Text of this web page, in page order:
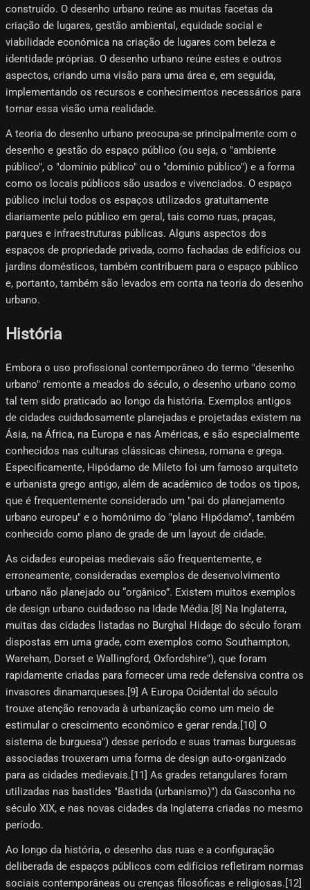
construído. O desenho urbano reúne as muitas facetas da
criação de lugares, gestão ambiental, equidade social e
viabilidade económica na criação de lugares com beleza e
identidade próprias. O desenho urbano reúne estes e outros
aspectos, criando uma visão para uma área e, em seguida,
implementando os recursos e conhecimentos necessários para
tornar essa visão uma realidade.
A teoria do desenho urbano preocupa-se principalmente com o
desenho e gestão do espaço público (ou seja, o "ambiente
público", o "domínio público" ou o "domínio público") e a forma
como os locais públicos são usados ​​​​e vivenciados. O espaço
público inclui todos os espaços utilizados gratuitamente
diariamente pelo público em geral, tais como ruas, praças,
parques e infraestruturas públicas. Alguns aspectos dos
espaços de propriedade privada, como fachadas de edifícios ou
jardins domésticos, também contribuem para o espaço público
e, portanto, também são levados em conta na teoria do desenho
urbano.
História
Embora o uso profissional contemporâneo do termo "desenho
urbano" remonte a meados do século, o desenho urbano como
tal tem sido praticado ao longo da história. Exemplos antigos
de cidades cuidadosamente planejadas e projetadas existem na
Ásia, na África, na Europa e nas Américas, e são especialmente
conhecidos nas culturas clássicas chinesa, romana e grega.
Especificamente, Hipódamo ​​de Mileto foi um famoso arquiteto
e urbanista grego antigo, além de acadêmico de todos os tipos,
que é frequentemente considerado um "pai do planejamento
urbano europeu" e o homônimo do "plano Hipódamo", também
conhecido como plano de grade de um layout de cidade.
As cidades europeias medievais são frequentemente, e
erroneamente, consideradas exemplos de desenvolvimento
urbano não planejado ou “orgânico”. Existem muitos exemplos
de design urbano cuidadoso na Idade Média.[8]​ Na Inglaterra,
muitas das cidades listadas no Burghal Hidage do século foram
dispostas em uma grade, com exemplos como Southampton,
Wareham, Dorset e Wallingford, Oxfordshire"), que foram
rapidamente criadas para fornecer uma rede defensiva contra os
invasores dinamarqueses.[9]​ A Europa Ocidental do século
trouxe atenção renovada à urbanização como um meio de
estimular o crescimento econômico e gerar renda.[10]​ O
sistema de burguesa") desse período e suas tramas burguesas
associadas trouxeram uma forma de design auto-organizado
para as cidades medievais.[11] As grades retangulares foram
utilizadas nas bastides "Bastida (urbanismo)") da Gasconha no
século XIX, e nas novas cidades da Inglaterra criadas no mesmo
período.
Ao longo da história, o desenho das ruas e a configuração
deliberada de espaços públicos com edifícios refletiram normas
sociais contemporâneas ou crenças filosóficas e religiosas.[12]